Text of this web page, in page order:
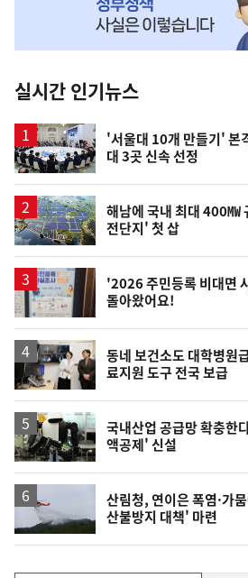
뉴
스
실시간 인기뉴스
'서울대 10개 만들기' 본
대 3곳 신속 선정
해남에 국내 최대 400㎿
전단지' 첫 삽
'2026 주민등록 비대면
돌아왔어요!
동네 보건소도 대학병
료지원 도구 전국 보급
국내산업 공급망 확충
액공제' 신설
산림청, 연이은 폭염·가
산불방지 대책' 마련